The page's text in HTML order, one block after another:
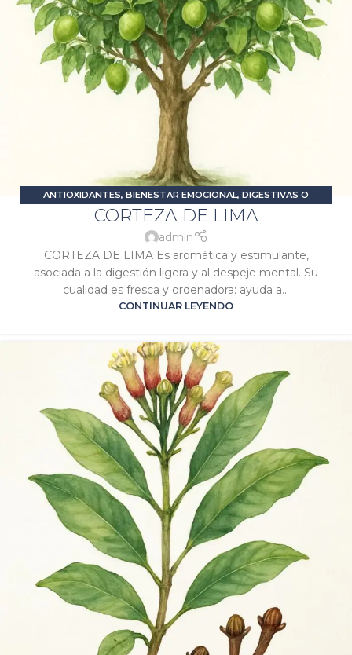
ANTIOXIDANTES, BIENESTAR EMOCIONAL, DIGESTIVAS O
CARMINATIVAS,ESTRÉS Y ANSIEDAD,PROBLEMAS DIGESTIVOS
SIGNATURA JÚPITER
SIGNATURA SOL
CORTEZA DE LIMA
admin
CORTEZA DE LIMA Es aromática y estimulante,
asociada a la digestión ligera y al despeje mental. Su
cualidad es fresca y ordenadora: ayuda a...
CONTINUAR LEYENDO